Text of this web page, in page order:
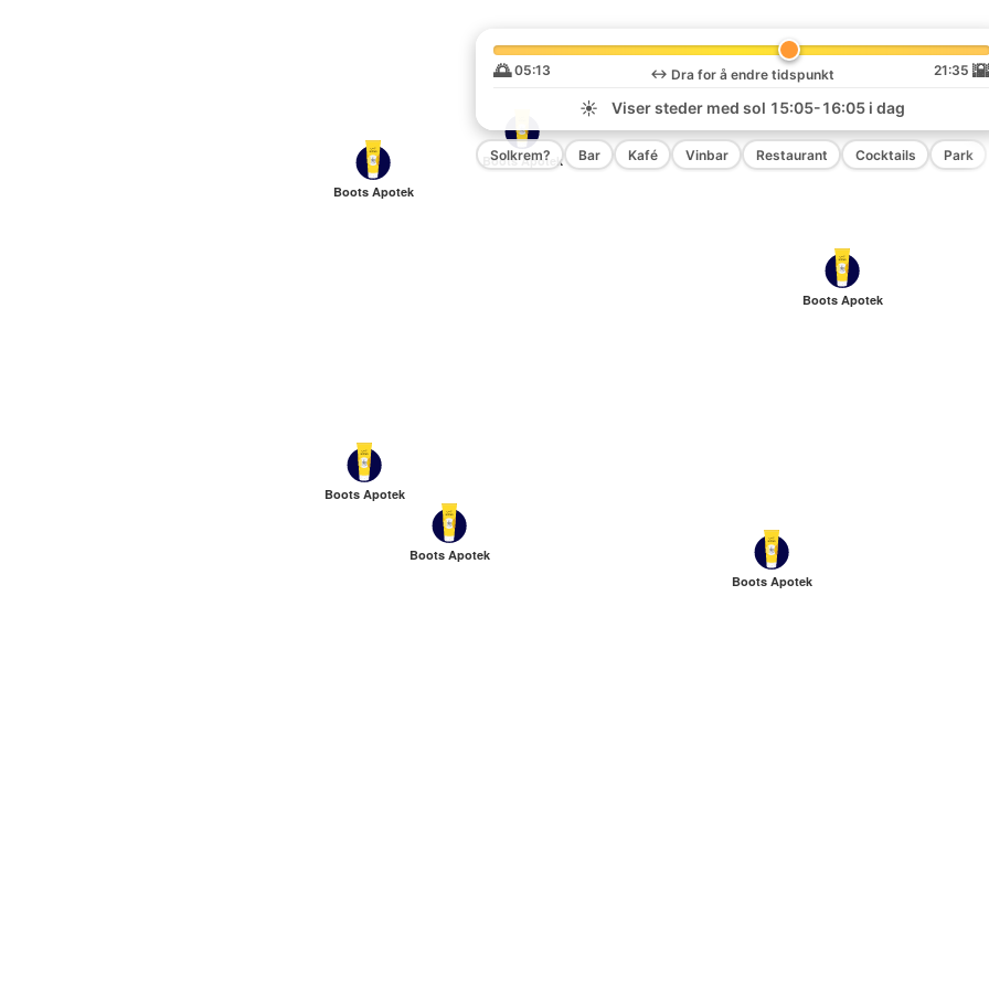
Boots Apotek
Boots Apotek
Boots Apotek
Boots Apotek
Boots Apotek
Boots Apotek
🌅 05:13 ↔️ Dra for å endre tidspunkt 21:35 🌇
☀️
Viser steder med sol 15:05-16:05i dag
Solkrem? Bar Kafé Vinbar Restaurant Cocktails Park